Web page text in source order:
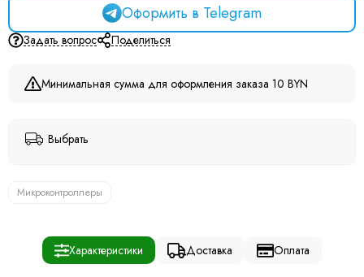
Оформить в Telegram
Задать вопрос Поделиться
Минимальная сумма для оформления заказа 10 BYN
Выбрать
Микроконтроллеры
Характеристики Доставка Оплата